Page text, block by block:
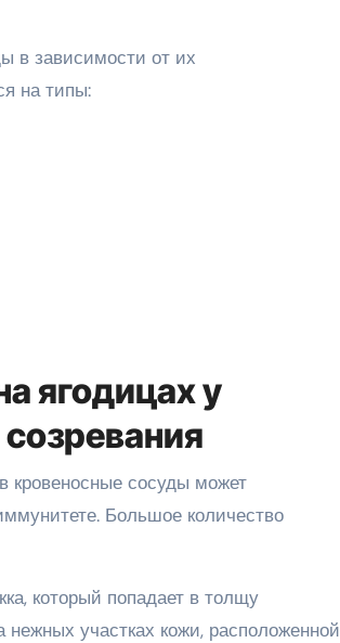
в зависимости от их
на типы:
ягодицах у
кровеносные сосуды может
Большое количество
который попадает в толщу
участках кожи, расположенной